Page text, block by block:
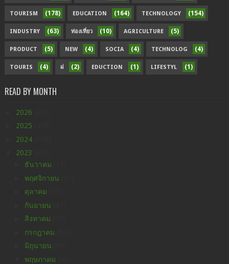
TOURISM (178) EDUCATION (164) TECHNOLOGY (154)
INDUSTRY (63) ท่องเที่ยว (10) AGRICULTURE (5)
PRODUCT (5) NEW (4) SOCIA (4) TECHNOLOG (4)
TOURIS (4) ฝ (2) EDUCTION (1) LIFESTYL (1)
READ BY MONTH
2026
2025
2024
2023
ธันวาคม
พฤศจิกายน
ตุลาคม
กันยายน
สิงหาคม
กรกฎาคม
มิถุนายน
พฤษภาคม